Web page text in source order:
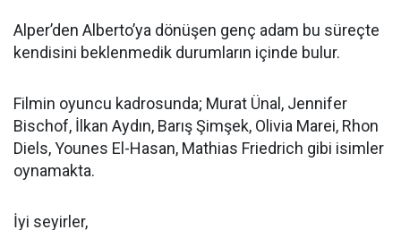
Alper’den Alberto’ya dönüşen genç adam bu süreçte
kendisini beklenmedik durumların içinde bulur.
Filmin oyuncu kadrosunda; Murat Ünal, Jennifer
Bischof, İlkan Aydın, Barış Şimşek, Olivia Marei, Rhon
Diels, Younes El-Hasan, Mathias Friedrich gibi isimler
oynamakta.
İyi seyirler,